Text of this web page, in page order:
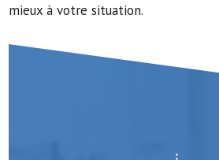
mieux à votre situation.